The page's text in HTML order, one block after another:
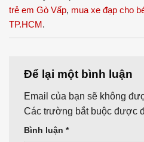
trẻ em Gò Vấp, mua xe đạp cho
TP.HCM.
Để lại một bình luận
Email của bạn sẽ không
Các trường bắt buộc được
Bình luận *